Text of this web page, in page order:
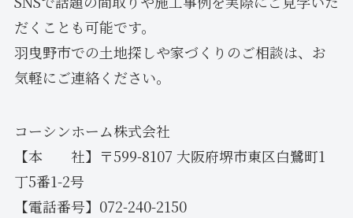
だくことも可能です。
羽曳野市での土地探しや家づくりのご相談は、お
気軽にご連絡ください。
コーシンホーム株式会社
【本 社】〒599-8107 大阪府堺市東区白鷺町1
丁5番1-2号
【電話番号】072-240-2150